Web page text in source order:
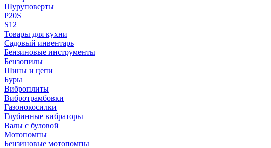
Шуруповерты
P20S
S12
Товары для кухни
Садовый инвентарь
Бензиновые инструменты
Бензопилы
Шины и цепи
Буры
Виброплиты
Вибротрамбовки
Газонокосилки
Глубинные вибраторы
Валы с буловой
Мотопомпы
Бензиновые мотопомпы